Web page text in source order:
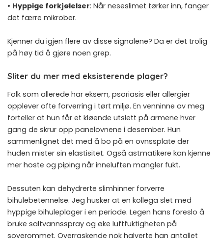
• Hyppige forkjølelser: Når neseslimet tørker inn, fanger
det færre mikrober.
Kjenner du igjen flere av disse signalene? Da er det trolig
på høy tid å gjøre noen grep.
Sliter du mer med eksisterende plager?
Folk som allerede har eksem, psoriasis eller allergier
opplever ofte forverring i tørt miljø. En venninne av meg
forteller at hun får et kløende utslett på armene hver
gang de skrur opp panelovnene i desember. Hun
sammenlignet det med å bo på en ovnssplate der
huden mister sin elastisitet. Også astmatikere kan kjenne
mer hoste og piping når inneluften mangler fukt.
Dessuten kan dehydrerte slimhinner forverre
bihulebetennelse. Jeg husker at en kollega slet med
hyppige bihuleplager i en periode. Legen hans foreslo å
bruke saltvannsspray og øke luftfuktigheten på
soverommet. Overraskende nok halverte han antallet